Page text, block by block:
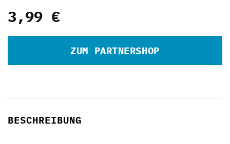
3,99 €
ZUM PARTNERSHOP
BESCHREIBUNG